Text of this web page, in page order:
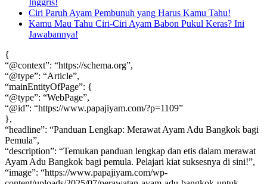
Inggris!
Ciri Paruh Ayam Pembunuh yang Harus Kamu Tahu!
Kamu Mau Tahu Ciri-Ciri Ayam Babon Pukul Keras? Ini
Jawabannya!
{
“@context”: “https://schema.org”,
“@type”: “Article”,
“mainEntityOfPage”: {
“@type”: “WebPage”,
“@id”: “https://www.papajiyam.com/?p=1109”
},
“headline”: “Panduan Lengkap: Merawat Ayam Adu Bangkok bagi
Pemula”,
“description”: “Temukan panduan lengkap dan etis dalam merawat
Ayam Adu Bangkok bagi pemula. Pelajari kiat suksesnya di sini!”,
“image”: “https://www.papajiyam.com/wp-